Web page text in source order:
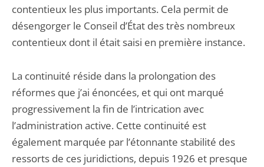
contentieux les plus importants. Cela permit de
désengorger le Conseil d’État des très nombreux
contentieux dont il était saisi en première instance.
La continuité réside dans la prolongation des
réformes que j’ai énoncées, et qui ont marqué
progressivement la fin de l’intrication avec
l’administration active. Cette continuité est
également marquée par l’étonnante stabilité des
ressorts de ces juridictions, depuis 1926 et presque